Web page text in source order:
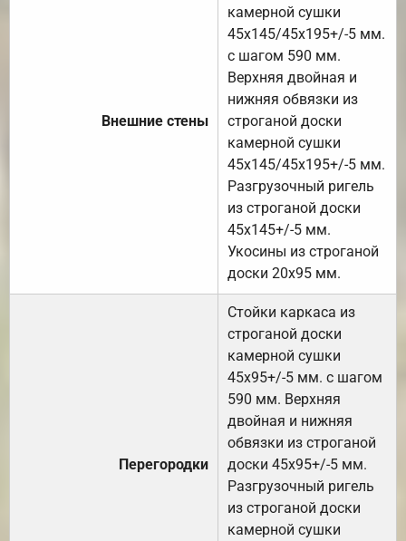
Внешние стены
камерной сушки
45х145/45х195+/-5 мм.
с шагом 590 мм.
Верхняя двойная и
нижняя обвязки из
строганой доски
камерной сушки
45х145/45х195+/-5 мм.
Разгрузочный ригель
из строганой доски
45х145+/-5 мм.
Укосины из строганой
доски 20х95 мм.
Перегородки
Стойки каркаса из
строганой доски
камерной сушки
45х95+/-5 мм. с шагом
590 мм. Верхняя
двойная и нижняя
обвязки из строганой
доски 45х95+/-5 мм.
Разгрузочный ригель
из строганой доски
камерной сушки